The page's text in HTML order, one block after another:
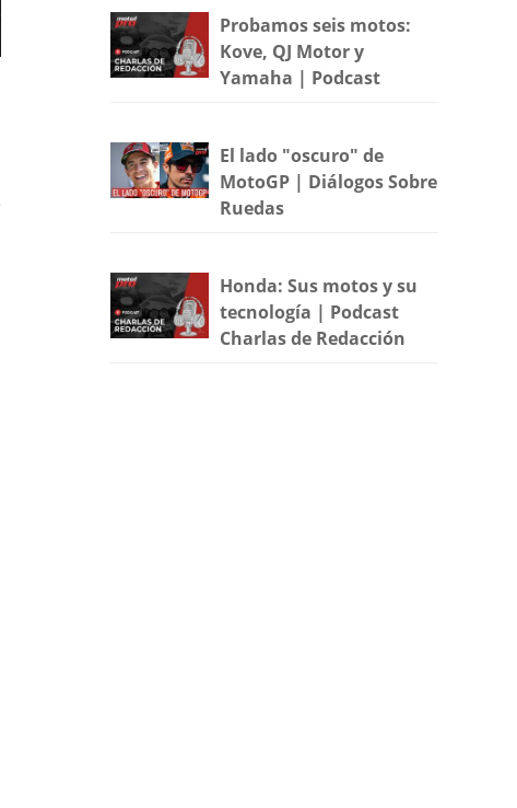
Probamos seis motos:
Kove, QJ Motor y
Yamaha | Podcast
El lado "oscuro" de
MotoGP | Diálogos Sobre
Ruedas
Honda: Sus motos y su
tecnología | Podcast
Charlas de Redacción